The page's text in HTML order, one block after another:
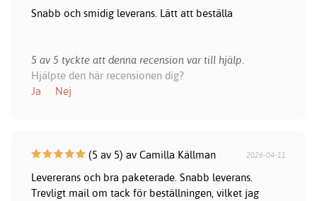
Snabb och smidig leverans. Lätt att beställa
5 av 5 tyckte att denna recension var till hjälp.
Hjälpte den här recensionen dig?
Ja
Nej
(5 av 5) av Camilla Källman 2026-04-11
Levererans och bra paketerade. Snabb leverans.
Trevligt mail om tack för beställningen, vilket jag